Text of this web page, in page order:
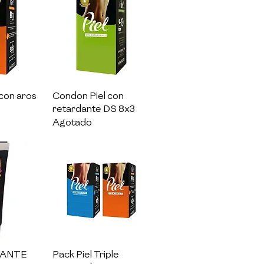
aros Vista rápida
Condon Piel con
retardante DS 8x3
Agotado
Vista rápida
Pack Piel Triple